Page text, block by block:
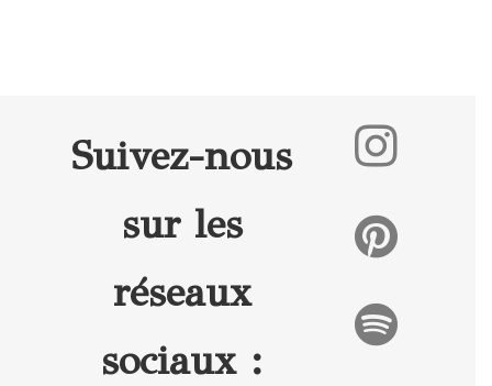
Suivez-nous
sur les
réseaux
sociaux :